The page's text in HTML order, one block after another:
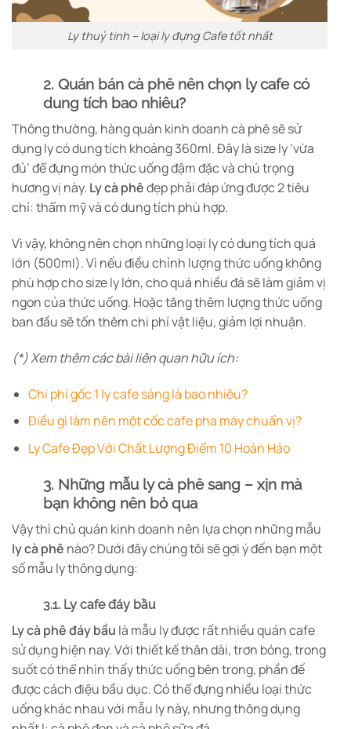
Ly thuỷ tinh – loại ly đựng Cafe tốt nhất
2. Quán bán cà phê nên chọn ly cafe có
dung tích bao nhiêu?
Thông thường, hàng quán kinh doanh cà phê sẽ sử
dụng ly có dung tích khoảng 360ml. Đây là size ly ‘vừa
đủ’ để đựng món thức uống đậm đặc và chú trọng
hương vị này. Ly cà phêđẹp phải đáp ứng được 2 tiêu
chí: thẩm mỹ và có dung tích phù hợp.
Vì vậy, không nên chọn những loại ly có dung tích quá
lớn (500ml). Vì nếu điều chỉnh lượng thức uống không
phù hợp cho size ly lớn, cho quá nhiều đá sẽ làm giảm vị
ngon của thức uống. Hoặc tăng thêm lượng thức uống
ban đầu sẽ tốn thêm chi phí vật liệu, giảm lợi nhuận.
(*) Xem thêm các bài liên quan hữu ích:
Chi phí gốc 1 ly cafe sáng là bao nhiêu?
Điều gì làm nên một cốc cafe pha máy chuẩn vị?
Ly Cafe Đẹp Với Chất Lượng Điểm 10 Hoàn Hảo
3. Những mẫu ly cà phê sang – xịn mà
bạn không nên bỏ qua
Vậy thì chủ quán kinh doanh nên lựa chọn những mẫu
ly cà phê nào? Dưới đây chúng tôi sẽ gợi ý đến bạn một
số mẫu ly thông dụng:
3.1. Ly cafe đáy bầu
Ly cà phêđáy bầu là mẫu ly được rất nhiều quán cafe
sử dụng hiện nay. Với thiết kế thân dài, trơn bóng, trong
suốt có thể nhìn thấy thức uống bên trong, phần đế
được cách điệu bầu dục. Có thể đựng nhiều loại thức
uống khác nhau với mẫu ly này, nhưng thông dụng